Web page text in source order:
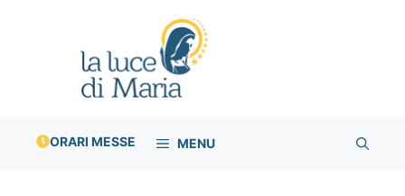
ORARI MESSE MENU